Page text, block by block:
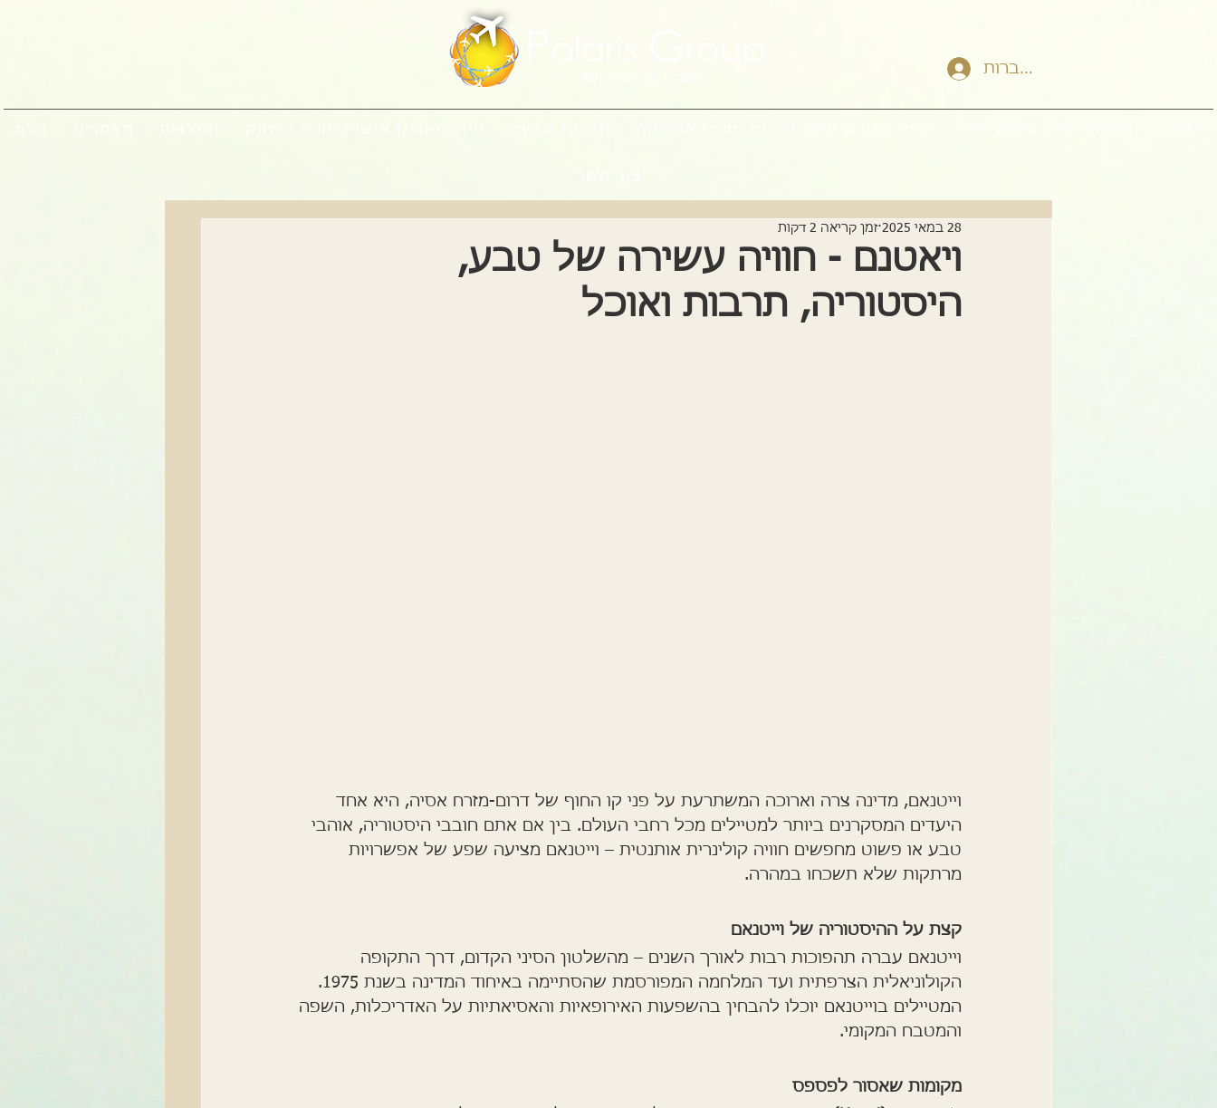
להתחברות
ויאטנם - חוויה עשירה של טבע,
היסטוריה, תרבות ואוכל
28 במאי 2025 זמן קריאה 2 דקות
וייטנאם, מדינה צרה וארוכה המשתרעת על פני קו החוף של דרום-מזרח אסיה, היא אחד
היעדים המסקרנים ביותר למטיילים מכל רחבי העולם. בין אם אתם חובבי היסטוריה, אוהבי
טבע או פשוט מחפשים חוויה קולינרית אותנטית – וייטנאם מציעה שפע של אפשרויות
מרתקות שלא תשכחו במהרה.
קצת על ההיסטוריה של וייטנאם
וייטנאם עברה תהפוכות רבות לאורך השנים – מהשלטון הסיני הקדום, דרך התקופה
הקולוניאלית הצרפתית ועד המלחמה המפורסמת שהסתיימה באיחוד המדינה בשנת 1975.
המטיילים בוייטנאם יוכלו להבחין בהשפעות האירופאיות והאסיאתיות על האדריכלות, השפה
והמטבח המקומי.
מקומות שאסור לפספס